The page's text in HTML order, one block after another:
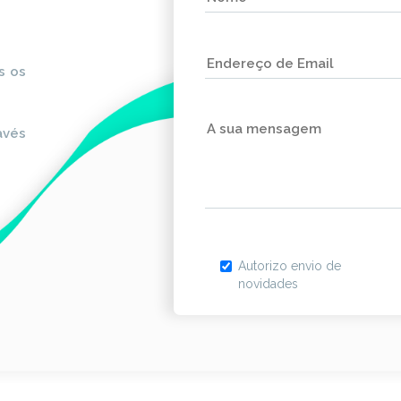
os
Autorizo envio de
novidades